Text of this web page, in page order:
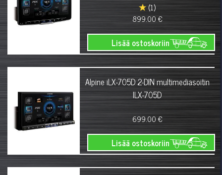
(1)
899.00 €
Lisää ostoskoriin
Alpine iLX-705D 2-DIN multimediasoitin
ILX-705D
699.00 €
Lisää ostoskoriin